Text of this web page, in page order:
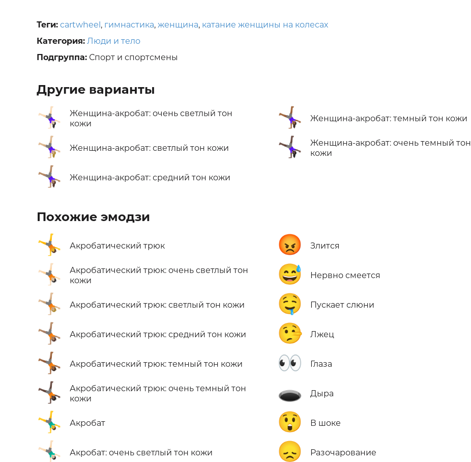
Теги: cartwheel , гимнастика, женщина, катание женщины на колесах
Категория: Люди и тело
Подгруппа: Спорт и спортсмены
Другие варианты
🤸🏻‍♀️
Женщина-акробат: очень светлый тон
кожи
🤸🏼‍♀️ Женщина-акробат: светлый тон кожи
🤸🏽‍♀️ Женщина-акробат: средний тон кожи
🤸🏾‍♀️ Женщина-акробат: темный тон кожи
🤸🏿‍♀️
Женщина-акробат: очень темный тон
кожи
Похожие эмодзи
🤸 Акробатический трюк
🤸🏻
Акробатический трюк: очень светлый тон
кожи
🤸🏼 Акробатический трюк: светлый тон кожи
🤸🏽 Акробатический трюк: средний тон кожи
🤸🏾 Акробатический трюк: темный тон кожи
🤸🏿
Акробатический трюк: очень темный тон
кожи
🤸‍♂️ Акробат
🤸🏻‍♂️ Акробат: очень светлый тон кожи
😡 Злится
😅 Нервно смеется
🤤 Пускает слюни
🤥 Лжец
👀 Глаза
🕳️ Дыра
😲 В шоке
😞 Разочарование